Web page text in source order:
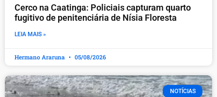
Cerco na Caatinga: Policiais capturam quarto
fugitivo de penitenciária de Nísia Floresta
LEIA MAIS »
Hermano Araruna 05/08/2026
NOTÍCIAS